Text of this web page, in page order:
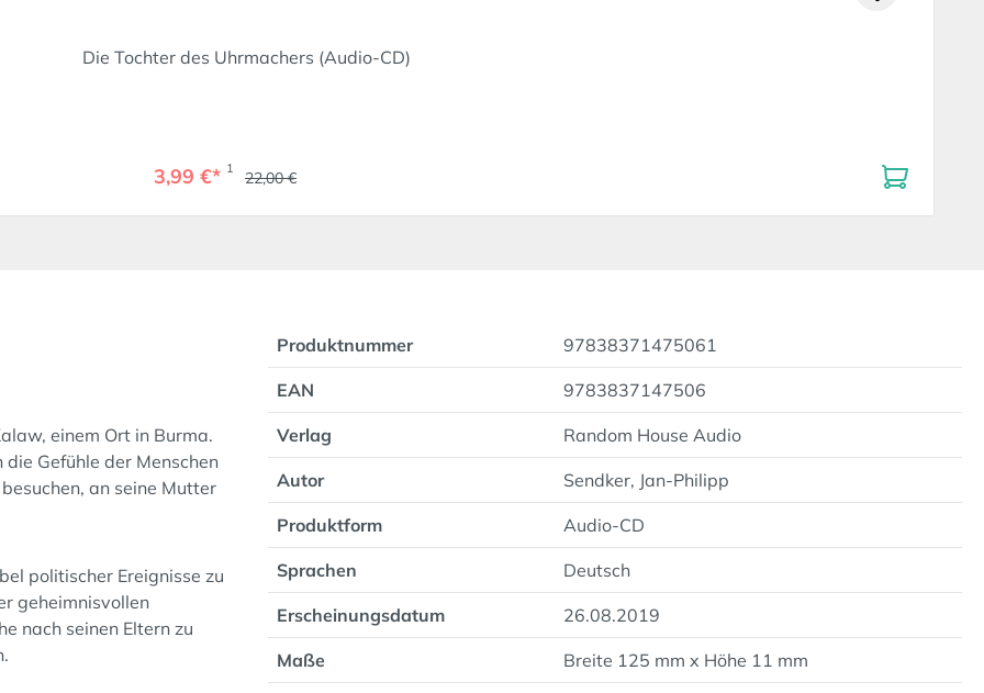
Die Tochter des Uhrmachers (Audio-CD)
3,99 €* 1 22,00 €
einem Ort in Burma.
Gefühle der Menschen
an seine Mutter
politischer Ereignisse zu
geheimnisvollen
nach seinen Eltern zu
Produktnummer 97838371475061
EAN 9783837147506
Verlag Random House Audio
Autor Sendker, Jan-Philipp
Produktform Audio-CD
Sprachen Deutsch
Erscheinungsdatum 26.08.2019
Maße Breite 125 mm x Höhe 11 mm